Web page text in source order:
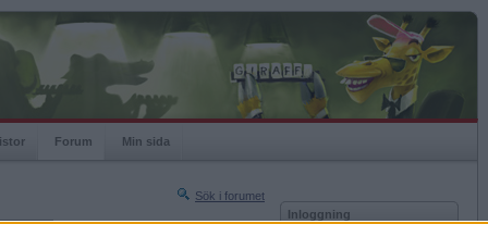
Forum Min sida
Sök i forumet
Inloggning